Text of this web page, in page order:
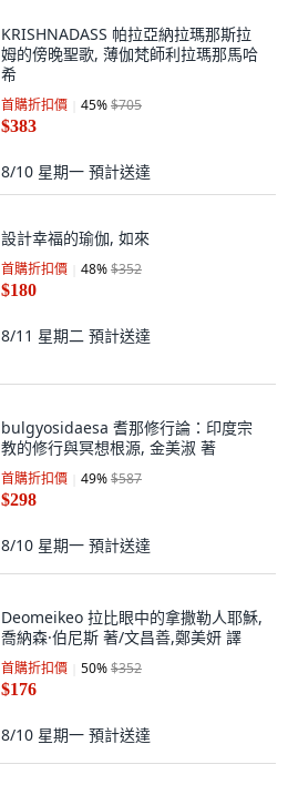
KRISHNADASS 帕拉亞納拉瑪那斯拉
姆的傍晚聖歌, 薄伽梵師利拉瑪那馬哈
希
首購折扣價 45%$705
$383
8/10 星期一 預計送達
設計幸福的瑜伽, 如來
首購折扣價 48%$352
$180
8/11 星期二 預計送達
bulgyosidaesa 耆那修行論：印度宗
教的修行與冥想根源, 金美淑 著
首購折扣價 49%$587
$298
8/10 星期一 預計送達
Deomeikeo 拉比眼中的拿撒勒人耶穌,
喬納森·伯尼斯 著/文昌善,鄭美妍 譯
首購折扣價 50%$352
$176
8/10 星期一 預計送達